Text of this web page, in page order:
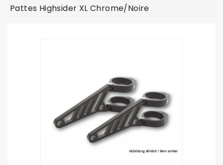
Pattes Highsider XL Chrome/noire